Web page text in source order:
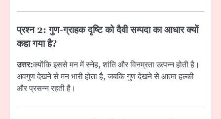
प्रश्न 2: गुण-ग्राहक दृष्टि को दैवी सम्पदा का आधार क्यों
कहा गया है?
उत्तर:क्योंकि इससे मन में स्नेह, शांति और विनम्रता उत्पन्न होती है।
अवगुण देखने से मन भारी होता है, जबकि गुण देखने से आत्मा हल्की
और प्रसन्न रहती है।